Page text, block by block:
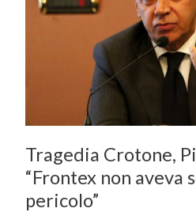
Tragedia Crotone,
“Frontex non aveva
pericolo”
segnalato